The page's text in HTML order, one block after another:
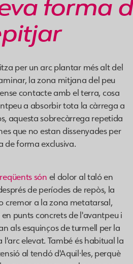
forma
per un arc plantar més alt del
la zona mitjana del peu
contacte amb el terra, cosa
a absorbir tota la càrrega a
aquesta sobrecàrrega repetida
que no estan dissenyades per
de forma exclusiva.
són el dolor al taló en
de períodes de repòs, la
cremor a la zona metatarsal,
punts concrets de l'avantpeu i
als esquinços de turmell per la
elevat. També és habitual la
al tendó d'Aquil·les, perquè